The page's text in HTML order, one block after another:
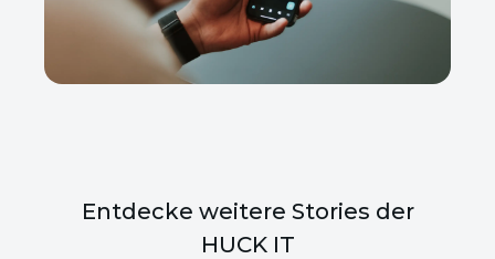
Entdecke weitere Stories der
HUCK IT